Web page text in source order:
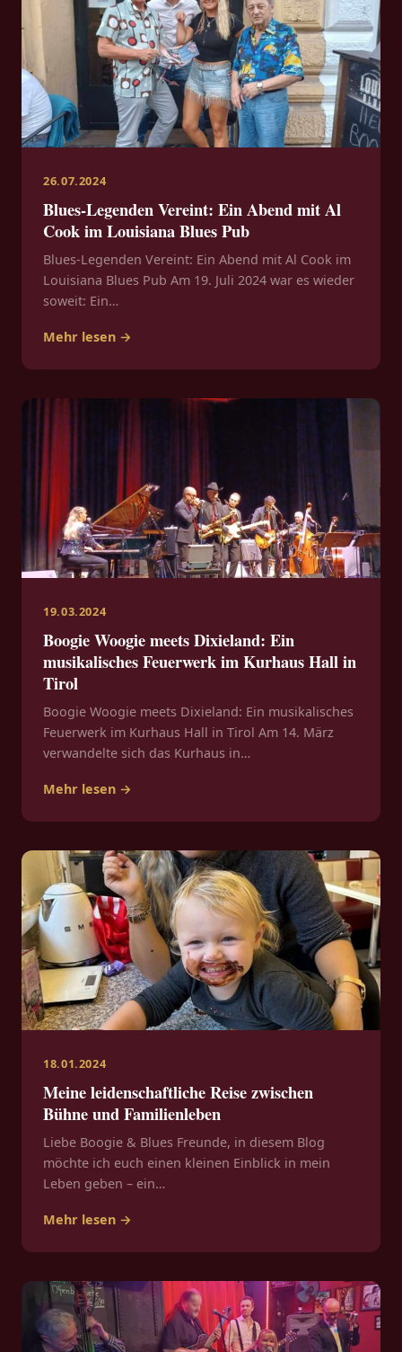
26.07.2024
Blues-Legenden Vereint: Ein Abend mit Al
Cook im Louisiana Blues Pub
Blues-Legenden Vereint: Ein Abend mit Al Cook im
Louisiana Blues Pub Am 19. Juli 2024 war es wieder
soweit: Ein…
Mehr lesen →
19.03.2024
Boogie Woogie meets Dixieland: Ein
musikalisches Feuerwerk im Kurhaus Hall in
Tirol
Boogie Woogie meets Dixieland: Ein musikalisches
Feuerwerk im Kurhaus Hall in Tirol Am 14. März
verwandelte sich das Kurhaus in…
Mehr lesen →
18.01.2024
Meine leidenschaftliche Reise zwischen
Bühne und Familienleben
Liebe Boogie & Blues Freunde, in diesem Blog
möchte ich euch einen kleinen Einblick in mein
Leben geben – ein…
Mehr lesen →